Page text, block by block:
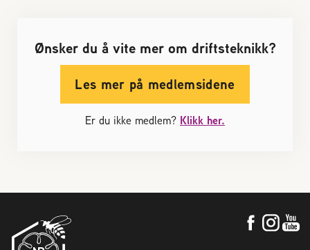
Aktivitetskalender
Plassering av bigård
Sjekkliste for kjøp og salg av bier
Ønsker du å vite mer om driftsteknikk?
Les mer på medlemsidene
Er du ikke medlem? Klikk her.